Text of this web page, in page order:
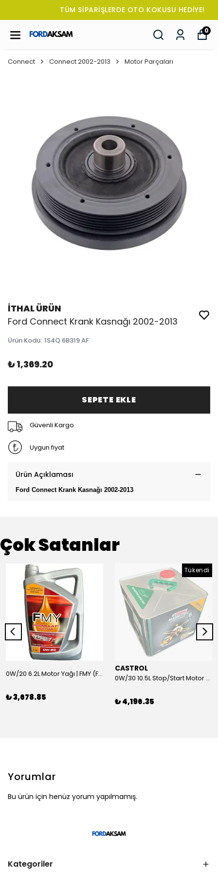
TÜM SİPARİŞLERDE OTO KOKUSU HEDİYE!
0
Connect Connect 2002-2013 Motor Parçaları
İTHAL ÜRÜN
Ford Connect Krank Kasnağı 2002-2013
Ürün Kodu: 1S4Q 6B319 AF
₺ 1,369.20
SEPETE EKLE
Güvenli Kargo
Uygun fiyat
Ürün Açıklaması
Ford Connect Krank Kasnağı 2002-2013
Çok Satanlar
0W/20 6.2L Motor Yağı | FMY (Ford Motor Yağları)
₺ 3,678.85
Tükendi
CASTROL
0W/30 10.5L Stop/Start Motor Yağı | CASTROL
₺ 4,196.35
Yorumlar
Bu ürün için henüz yorum yapılmamış.
Kategoriler